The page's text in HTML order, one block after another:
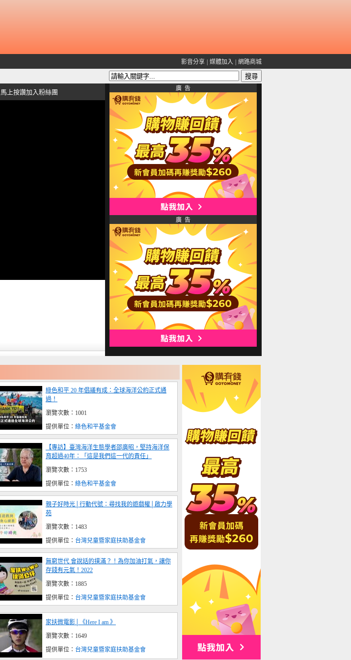
影音分享 媒體加入 網路商城
馬上按讚加入粉絲團 廣 告
廣 告
綠色和平 20 年倡議有成：全球海洋公約正式通
過！
瀏覽次數：1001
提供單位： 綠色和平基金會
【專訪】臺灣海洋生態學者邵廣昭，堅持海洋保
育超過40年：「這是我們這一代的責任」
瀏覽次數：1753
提供單位： 綠色和平基金會
親子好時光│行動代號：尋找我的遊戲權│啟力學
苑
瀏覽次數：1483
提供單位： 台灣兒童暨家庭扶助基金會
無窮世代 會說話的撲滿？！為你加油打氣，讓你
存錢有元氣！2022
瀏覽次數：1885
提供單位： 台灣兒童暨家庭扶助基金會
家扶微電影│《Here I am 》
瀏覽次數：1649
提供單位： 台灣兒童暨家庭扶助基金會